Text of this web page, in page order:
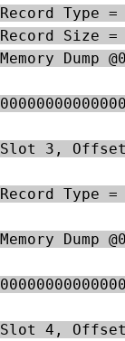
Record Type =
Memory Dump
Slot 3, Offset
Record Type
Memory Dump
Slot 4, Offset